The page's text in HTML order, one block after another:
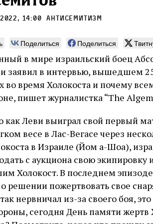
14:00 антисемитизм
Поделиться Поделиться
в мире израильский боец
заявил в интервью, вышедшем
время Холокоста и почему
пишет журналистка “The
как Леви выиграл свой первый
весе в Лас-Вегасе через
в Израиле (Йом а-Шоа),
с аукциона свою
Холокост. В последнем
о решении пожертвовать свое
нервничал из-за своего боя,
сегодня День памяти жертв
фирмы «Топф
того как росло количество
все больше, без кремационных
Прюфера было не обойтись. Cжигая
прямо в лагере, нацисты не только
верны своему архаичному культу
но и скрывали от населения соседних
сколько узников погибало каждый
в этих жутких местах
Неразрезанные страницы
Тименчик
2